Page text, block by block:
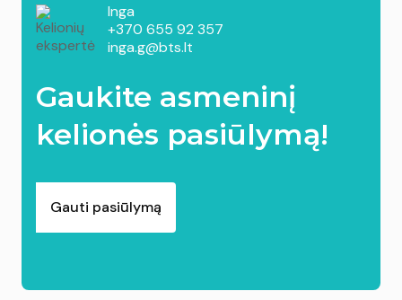
Inga
+370 655 92 357
inga.g@bts.lt
Gaukite asmeninį
kelionės pasiūlymą!
Gauti pasiūlymą